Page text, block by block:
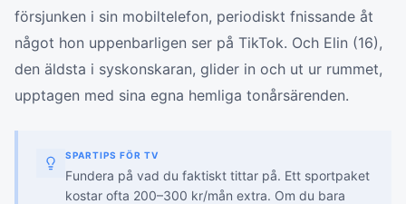
försjunken i sin mobiltelefon, periodiskt fnissande åt
något hon uppenbarligen ser på TikTok. Och Elin (16),
den äldsta i syskonskaran, glider in och ut ur rummet,
upptagen med sina egna hemliga tonårsärenden.
SPARTIPS FÖR TV
Fundera på vad du faktiskt tittar på. Ett sportpaket
kostar ofta 200–300 kr/mån extra. Om du bara